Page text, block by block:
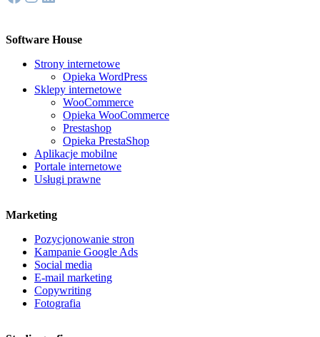
Software House
Strony internetowe
Opieka WordPress
Sklepy internetowe
WooCommerce
Opieka WooCommerce
Prestashop
Opieka PrestaShop
Aplikacje mobilne
Portale internetowe
Usługi prawne
Marketing
Pozycjonowanie stron
Kampanie Google Ads
Social media
E-mail marketing
Copywriting
Fotografia